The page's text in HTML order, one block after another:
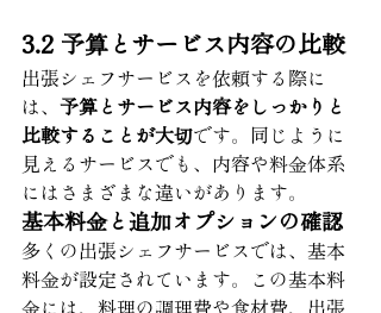
3.2 予算とサービス内容の比較
出張シェフサービスを依頼する際に
は、 予算とサービス内容をしっかりと
比較することが大切です。同じように
見えるサービスでも、内容や料金体系
にはさまざまな違いがあります。
基本料金と追加オプションの確認
多くの出張シェフサービスでは、基本
料金が設定されています。この基本料
金には、料理の調理費や食材費、出張